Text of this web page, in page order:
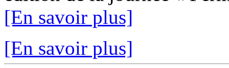
[En savoir plus]
[En savoir plus]